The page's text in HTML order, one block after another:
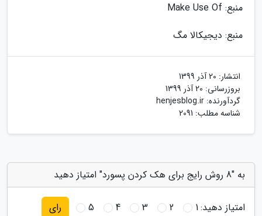
منبع: Make Use Of
منبع: دیجیکالا مگ
انتشار: 20 آذر 1399
بروزرسانی: 20 آذر 1399
گردآورنده: henjesblog.ir
شناسه مطلب: 2091
به "8 روش رایج برای هک کردن پسورد" امتیاز دهید
امتیاز دهید:1
2
3
4
5 رای